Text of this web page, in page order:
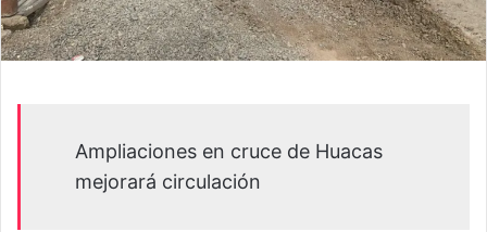
Ampliaciones en cruce de Huacas
mejorará circulación